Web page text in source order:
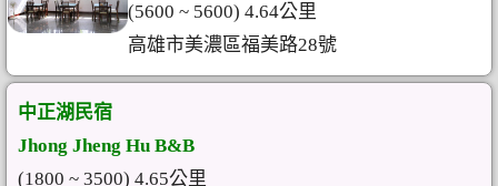
(5600 ~ 5600) 4.64公里
高雄市美濃區福美路28號
中正湖民宿
Jhong Jheng Hu B&B
(1800 ~ 3500) 4.65公里